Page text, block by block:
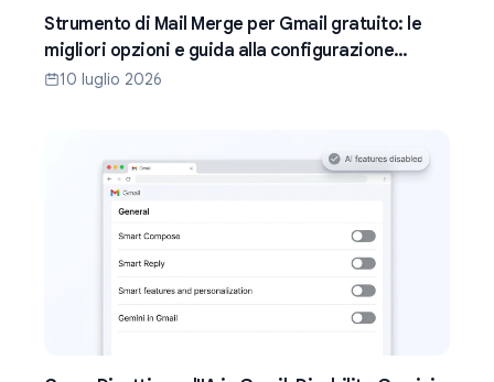
Strumento di Mail Merge per Gmail gratuito: le
migliori opzioni e guida alla configurazione
(2026)
10 luglio 2026